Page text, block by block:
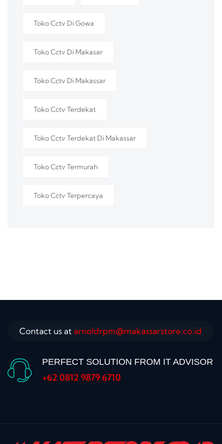
Toko Cctv Di Gowa
Toko Cctv Di Makasar
Toko Cctv Di Makassar
Toko Cctv Terdekat
Toko Cctv Terdekat Di Makassar
Toko Cctv Termurah
Toko Cctv Terpercaya
Contact us at arnoldrpm@makassarstore.co.id
PERFECT SOLUTION FROM IT ADVISOR
+62 0812 9879 6710